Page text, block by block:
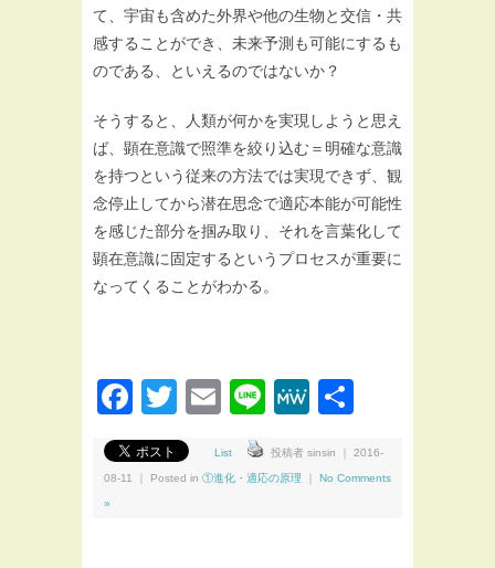
て、宇宙も含めた外界や他の生物と交信・共
感することができ、未来予測も可能にするも
のである、といえるのではないか？
そうすると、人類が何かを実現しようと思え
ば、顕在意識で照準を絞り込む＝明確な意識
を持つという従来の方法では実現できず、観
念停止してから潜在思念で適応本能が可能性
を感じた部分を掴み取り、それを言葉化して
顕在意識に固定するというプロセスが重要に
なってくることがわかる。
Facebook
Twitter
EmailLineMeWe
List 投稿者 sinsin ｜ 2016-
08-11 ｜ Posted in ①進化・適応の原理 No Comments
»